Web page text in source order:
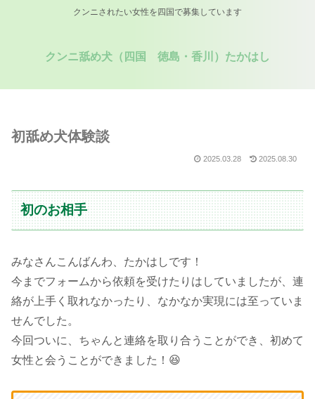
クンニされたい女性を四国で募集しています
クンニ舐め犬（四国 徳島・香川）たかはし
初舐め犬体験談
2025.03.28 2025.08.30
初のお相手
みなさんこんばんわ、たかはしです！
今までフォームから依頼を受けたりはしていましたが、連
絡が上手く取れなかったり、なかなか実現には至っていま
せんでした。
今回ついに、ちゃんと連絡を取り合うことができ、初めて
女性と会うことができました！😆